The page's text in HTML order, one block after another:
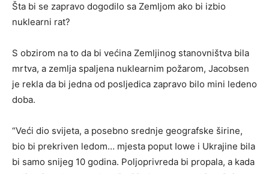
Šta bi se zapravo dogodilo sa Zemljom ako bi izbio
nuklearni rat?
S obzirom na to da bi većina Zemljinog stanovništva bila
mrtva, a zemlja spaljena nuklearnim požarom, Jacobsen
je rekla da bi jedna od posljedica zapravo bilo mini ledeno
doba.
“Veći dio svijeta, a posebno srednje geografske širine,
bio bi prekriven ledom… mjesta poput Iowe i Ukrajine bila
bi samo snijeg 10 godina. Poljoprivreda bi propala, a kada